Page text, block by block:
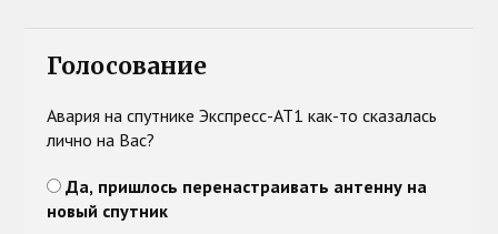
Голосование
Авария на спутнике Экспресс-АТ1 как-то сказалась
лично на Вас?
Да, пришлось перенастраивать антенну на
новый спутник